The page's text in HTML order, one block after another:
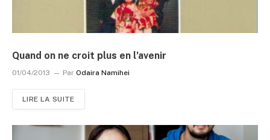
Quand on ne croit plus en l’avenir
01/04/2013 Par Odaira Namihei
LIRE LA SUITE